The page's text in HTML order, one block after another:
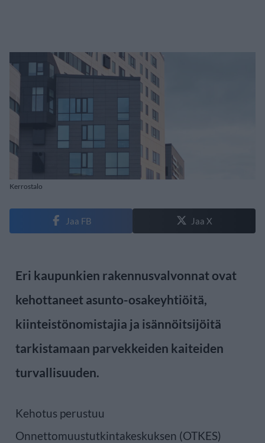
Kerrostalo
Jaa FB Jaa X
Eri kaupunkien rakennusvalvonnat ovat
kehottaneet asunto-osakeyhtiöitä,
kiinteistönomistajia ja isännöitsijöitä
tarkistamaan parvekkeiden kaiteiden
turvallisuuden.
Kehotus perustuu
Onnettomuustutkintakeskuksen (OTKES)